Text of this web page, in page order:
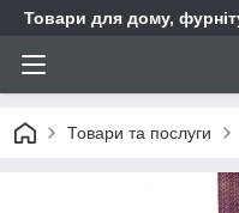
Товари для дому,
Товари та послуги